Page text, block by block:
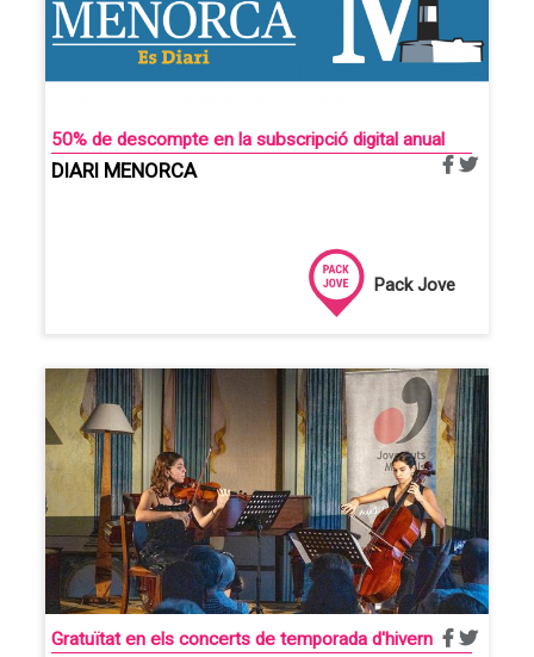
Pack Jove
50% de descompte en la subscripció digital anual
DIARI MENORCA
Gratuïtat en els concerts de temporada d'hivern